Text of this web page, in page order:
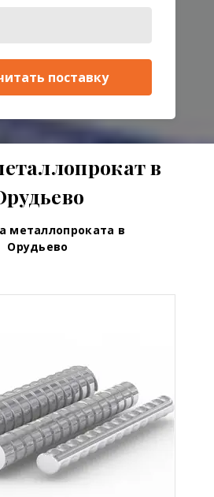
поставку
в
металлопроката в
Орудьево